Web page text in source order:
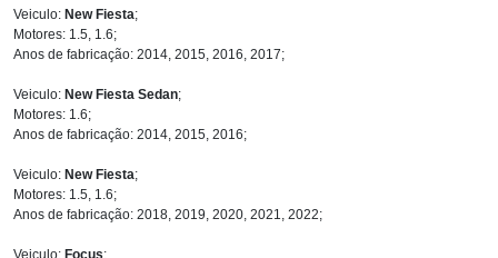
Veiculo: New Fiesta;
Motores: 1.5, 1.6;
Anos de fabricação: 2014, 2015, 2016, 2017;
Veiculo: New Fiesta Sedan;
Motores: 1.6;
Anos de fabricação: 2014, 2015, 2016;
Veiculo: New Fiesta;
Motores: 1.5, 1.6;
Anos de fabricação: 2018, 2019, 2020, 2021, 2022;
Veiculo: Focus;